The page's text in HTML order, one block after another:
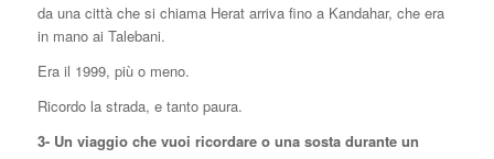
da una città che si chiama Herat arriva fino a Kandahar, che era
in mano ai Talebani.
Era il 1999, più o meno.
Ricordo la strada, e tanto paura.
3- Un viaggio che vuoi ricordare o una sosta durante un